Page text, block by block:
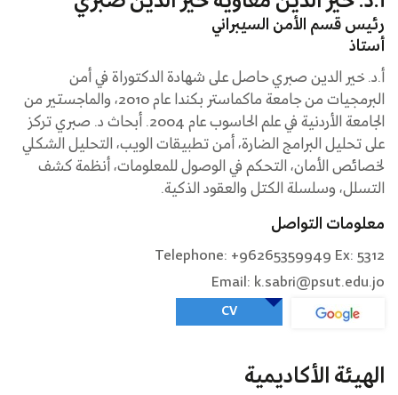
رئيس قسم الأمن السيبراني
أستاذ
أ.د. خير الدين صبري حاصل على شهادة الدكتوراة في أمن
البرمجيات من جامعة ماكماستر بكندا عام 2010، والماجستير من
الجامعة الأردنية في علم الحاسوب عام 2004. أبحاث د. صبري تركز
على تحليل البرامج الضارة، أمن تطبيقات الويب، التحليل الشكلي
لخصائص الأمان، التحكم في الوصول للمعلومات، أنظمة كشف
التسلل، وسلسلة الكتل والعقود الذكية.
معلومات التواصل
Telephone: +96265359949 Ex: 5312
Email: k.sabri@psut.edu.jo
CV
الهيئة الأكاديمية